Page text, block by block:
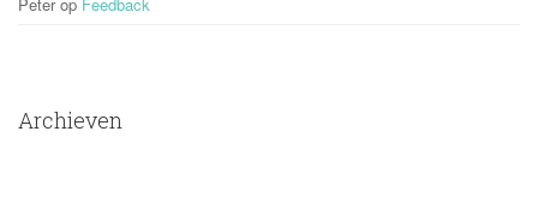
Archieven